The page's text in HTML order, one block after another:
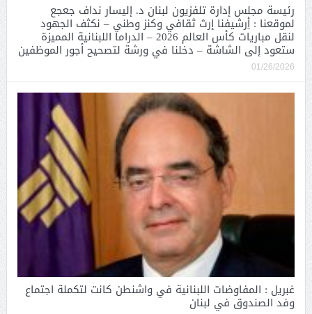
رئيسة مجلس إدارة تلفزيون لبنان د. إليسار نداف جعجع
لموقعنا : أِرشيفنا إرث ثقافي وكنز وطني – نكثف الجهود
لنقل مباريات كأس العالم 2026 – الدراما اللبنانية المميزة
ستعود إلى الشاشة – دخلنا في ورشة لتصحيح أجور الموظفين
01/26/2026
غبريل : المفاوضات اللبنانية في واشنطن كانت لتكملة اجتماع
وفد الصندوق في لبنان